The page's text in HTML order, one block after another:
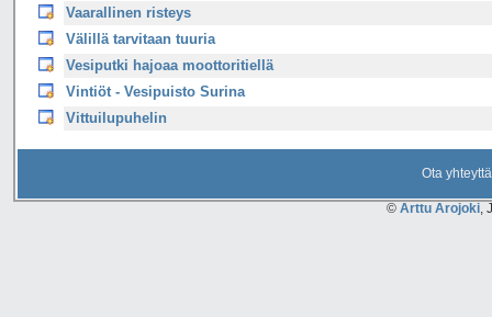
Vaarallinen risteys
Välillä tarvitaan tuuria
Vesiputki hajoaa moottoritiellä
Vintiöt - Vesipuisto Surina
Vittuilupuhelin
Ota
© Arttu Arojoki ,